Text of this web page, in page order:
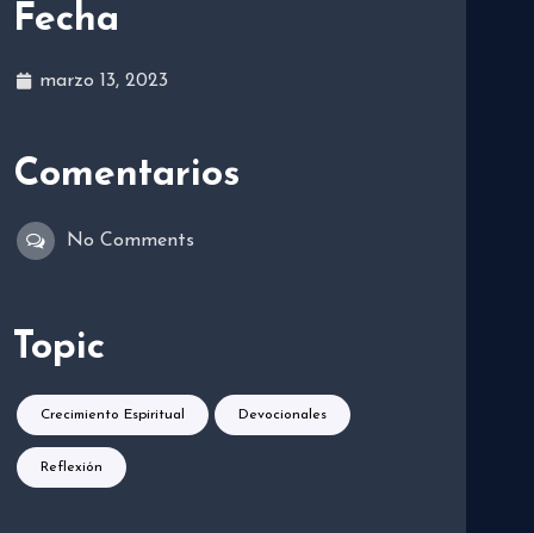
Fecha
marzo 13, 2023
Comentarios
No Comments
Topic
Crecimiento Espiritual Devocionales
Reflexión